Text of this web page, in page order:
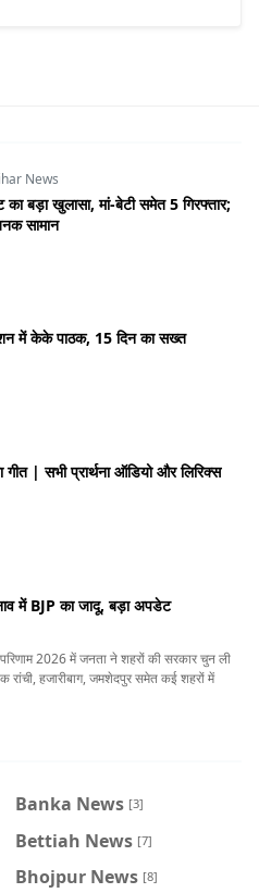
News
बड़ा खुलासा, मां-बेटी समेत 5 गिरफ्तार;
सामान
में केके पाठक, 15 दिन का सख्त
गीत | सभी प्रार्थना ऑडियो और लिरिक्स
में BJP का जादू, बड़ा अपडेट
2026 में जनता ने शहरों की सरकार चुन ली
रांची, हजारीबाग, जमशेदपुर समेत कई शहरों में
Banka News [3]
Bettiah News [7]
Bhojpur News [8]